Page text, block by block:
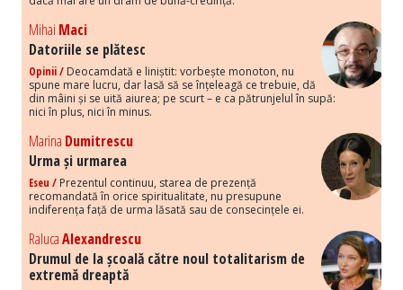
Mihai Maci
Datoriile se plătesc
Opinii / Deocamdată e liniștit: vorbește monoton, nu
spune mare lucru, dar lasă să se înțeleagă ce trebuie, dă
din mâini și se uită aiurea; pe scurt – e ca pătrunjelul în supă:
nici în plus, nici în minus.
Marina Dumitrescu
Urma și urmarea
Eseu / Prezentul continuu, starea de prezență
recomandată în orice spiritualitate, nu presupune
indiferența față de urma lăsată sau de consecințele ei.
RalucaAlexandrescu
Drumul de la școală către noul totalitarism de
extremă dreaptă